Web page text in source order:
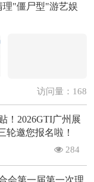
理"僵尸型"游艺娱
访问量：168
！2026GTI广州展
轮邀您报名啦！
284
会第一届第一次理